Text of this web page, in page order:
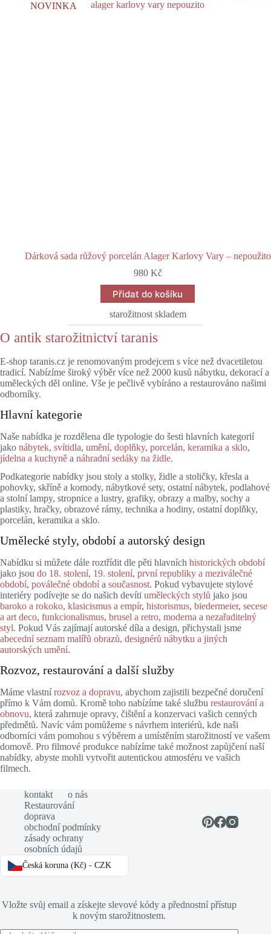
NOVINKA
Dárková sada růžový porcelán Alager Karlovy Vary – nepoužito
980 Kč
Přidat do košíku
starožitnost skladem
O antik starožitnictví taranis
E-shop taranis.cz je renomovaným prodejcem s více než dvacetiletou
tradicí. Nabízíme široký výběr více než 2000 kusů nábytku, dekorací a
uměleckých děl online. Vše je pečlivě vybíráno a restaurováno našimi
odborníky.
Hlavní kategorie
Naše nabídka je rozdělena dle typologie do šesti hlavních kategorií
jako nábytek, svítidla, umění, doplňky, porcelán, keramika a sklo,
jídelna a kuchyně a náhradní sedáky na židle.
Podkategorie nabídky jsou stoly a stolky, židle a stoličky, křesla a
pohovky, skříně a komody, nábytkové sety, ostatní nábytek, podlahové
a stolní lampy, stropnice a lustry, grafiky, obrazy a malby, sochy a
plastiky, hračky, obrazové rámy, technika a hodiny, ostatní doplňky,
porcelán, keramika a sklo.
Umělecké styly, období a autorský design
Nabídku si můžete dále roztřídit dle pěti hlavních historických období
jako jsou do 18. stolení, 19. stolení, první republiky a meziválečné
období, poválečné obdobía současnost. Pokud vybavujete stylové
interiéry podívejte se do našich devíti uměleckých stylů jako jsou
baroko a rokoko, klasicismus a empír, historismus, biedermeier, secese
a art deco, funkcionalismus, brusel a retro, moderna a nezařaditelný
styl. Pokud Vás zajímají autorské díla a design, přichystali jsme
abecední seznam malířů obrazů, designérů nábytku a jiných
autorských umění.
Rozvoz, restaurování a další služby
Máme vlastnírozvoz a dopravu, abychom zajistili bezpečné doručení
přímo k Vám domů. Kromě toho nabízíme také službu restaurování a
obnovu, která zahrnuje opravy, čištění a konzervaci vašich cenných
předmětů. Navíc vám pomůžeme s návrhem interiérů, kde naši
odborníci vám pomohou s výběrem a umístěním starožitností ve vašem
domově. Pro filmové produkce nabízíme také možnost zapůjčení naší
nabídky, abyste mohli vytvořit autentickou atmosféru ve vašich
filmech.
kontakt
o nás
Restaurování
doprava
obchodní podmínky
zásady ochrany
osobních údajů
Česká koruna (Kč) - CZK
Vložte svůj email a získejte slevové kódy a přednostní přístup
k novým starožitnostem.